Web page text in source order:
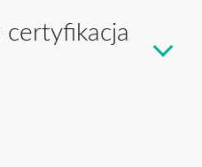
certyfikacja